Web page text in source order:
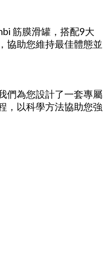
筋膜滑罐，搭配9大
協助您維持最佳體態並
們為您設計了一套專屬
，以科學方法協助您強